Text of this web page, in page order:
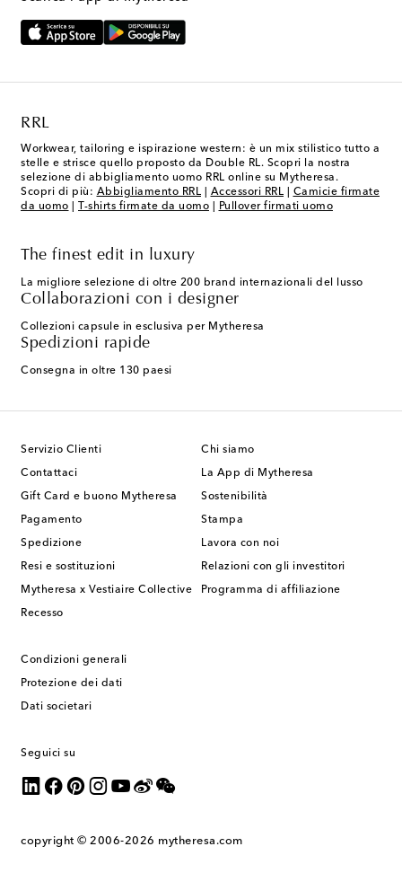
RRL
Workwear, tailoring e ispirazione western: è un mix stilistico tutto a
stelle e strisce quello proposto da Double RL. Scopri la nostra
selezione di abbigliamento uomo RRL online su Mytheresa.
Scopri di più: Abbigliamento RRL Accessori RRL
Camicie firmate
da uomo
T-shirts firmate da uomo Pullover firmati uomo
The finest edit in luxury
La migliore selezione di oltre 200 brand internazionali del lusso
Collaborazioni con i designer
Collezioni capsule in esclusiva per Mytheresa
Spedizioni rapide
Consegna in oltre 130 paesi
Servizio Clienti
Contattaci
Gift Card e buono Mytheresa
Pagamento
Spedizione
Resi e sostituzioni
Mytheresa x Vestiaire Collective
Recesso
Chi siamo
La App di Mytheresa
Sostenibilità
Stampa
Lavora con noi
Relazioni con gli investitori
Programma di affiliazione
Condizioni generali
Protezione dei dati
Dati societari
Seguici su
copyright © 2006-2026 mytheresa.com